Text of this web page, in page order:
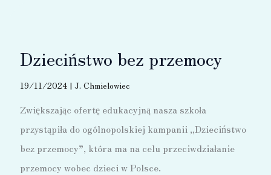
Dzieciństwo bez przemocy
19/11/2024 | J. Chmielowiec
Zwiększając ofertę edukacyjną nasza szkoła
przystąpiła do ogólnopolskiej kampanii „Dzieciństwo
bez przemocy”, która ma na celu przeciwdziałanie
przemocy wobec dzieci w Polsce.